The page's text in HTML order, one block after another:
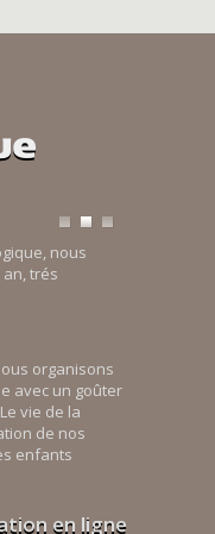
nous
trés
organisons
avec un goûter
vie de la
de nos
enfants
en ligne